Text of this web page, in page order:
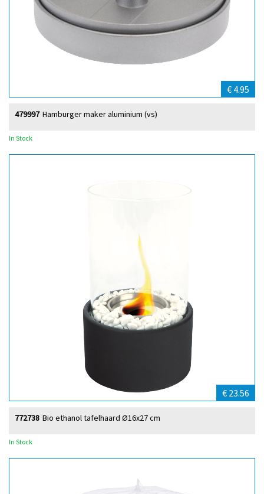
€ 4.95
Hamburger maker aluminium (vs)
479997
In Stock
€ 23.56
Bio ethanol tafelhaard Ø16x27 cm
772738
In Stock